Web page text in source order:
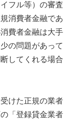
フル等）の審査
消費者金融であ
費者金融は大手
の問題があって
してくれる場合
けた正規の業者
「登録貸金業者